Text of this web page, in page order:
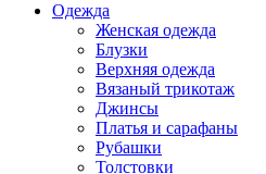
Одежда
Женская одежда
Блузки
Верхняя одежда
Вязаный трикотаж
Джинсы
Платья и сарафаны
Рубашки
Толстовки